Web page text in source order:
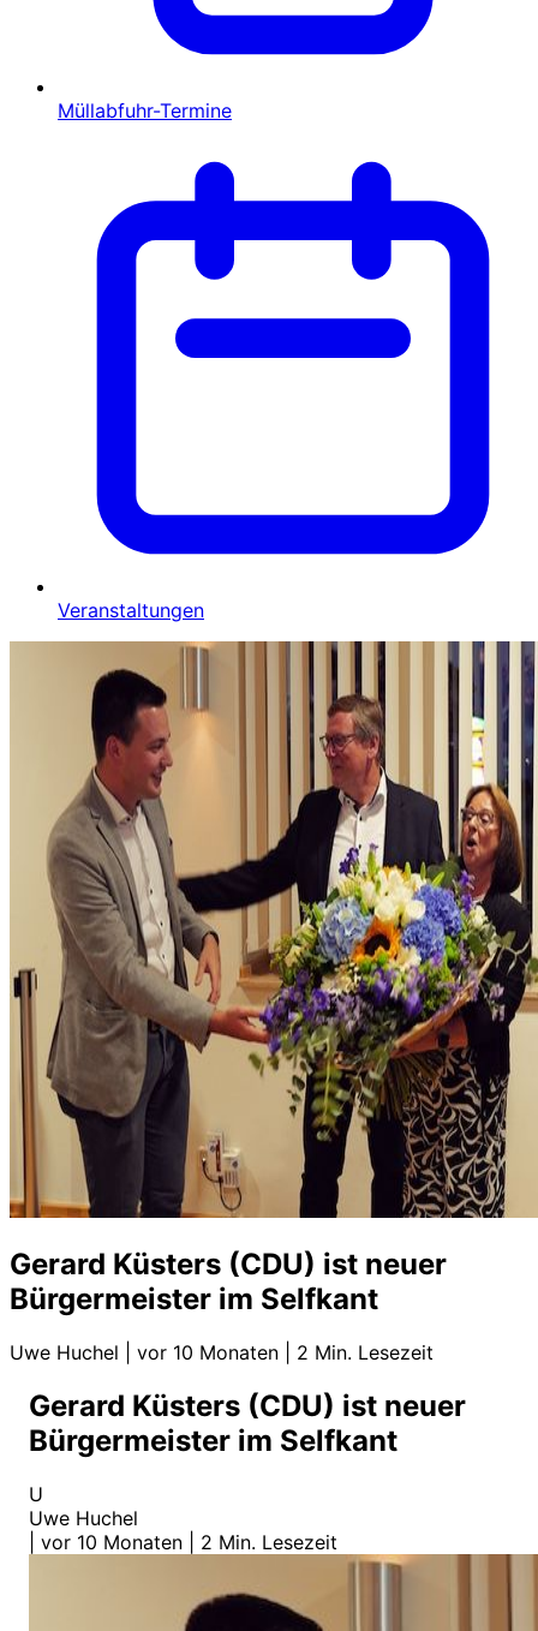
Müllabfuhr-Termine
Veranstaltungen
Gerard Küsters (CDU) ist neuer
Bürgermeister im Selfkant
Uwe Huchel vor 10 Monaten 2 Min. Lesezeit
Gerard Küsters (CDU) ist neuer
Bürgermeister im Selfkant
U
Uwe Huchel
vor 10 Monaten 2 Min. Lesezeit